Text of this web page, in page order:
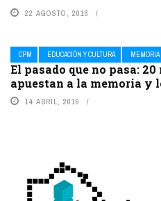
22 AGOSTO, 2018
CPM EDUCACIÓN Y CULTURA MEMORIA
El pasado que no pasa:
apuestan a la memoria y
14 ABRIL, 2016